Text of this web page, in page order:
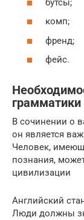
бутсы;
комп;
френд;
фейс.
грамматики
В сочинении о
он является
Человек,
познания,
цивилизации
Английский
Люди должны